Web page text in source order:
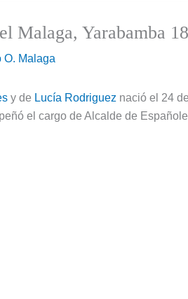
Malaga, Yarabamba
O. Malaga
y de Lucía Rodriguez nació el 24
el cargo de Alcalde de